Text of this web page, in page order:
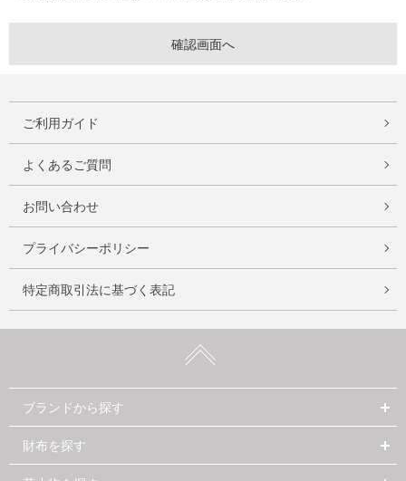
ご利用ガイド
よくあるご質問
お問い合わせ
プライバシーポリシー
特定商取引法に基づく表記
ブランドから探す
財布を探す